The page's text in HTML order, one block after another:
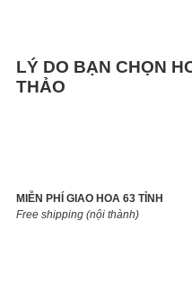
LÝ DO BẠN CHỌN
THẢO
MIỄN PHÍ GIAO HOA 63 TỈNH
Free shipping (nội thành)